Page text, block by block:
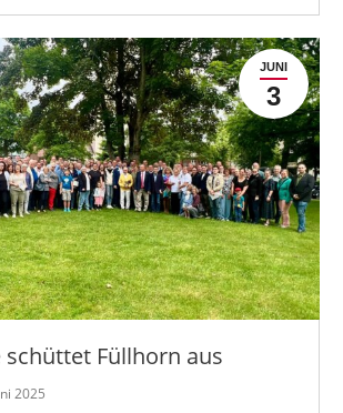
JUNI
3
schüttet Füllhorn aus
2025